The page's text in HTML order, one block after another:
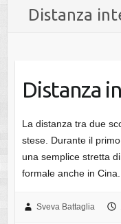
Distanza
Distanza
La distanza tra due
stese. Durante il
una semplice stretta
formale anche in
Sveva Battaglia